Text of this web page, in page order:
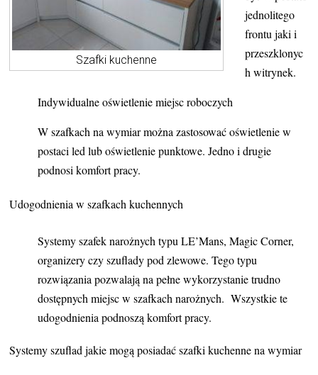
Szafki kuchenne
jednolitego
frontu jaki i
przeszklonyc
h witrynek.
Indywidualne oświetlenie miejsc roboczych
W szafkach na wymiar można zastosować oświetlenie w
postaci led lub oświetlenie punktowe. Jedno i drugie
podnosi komfort pracy.
Udogodnienia w szafkach kuchennych
Systemy szafek narożnych typu LE’Mans, Magic Corner,
organizery czy szuflady pod zlewowe. Tego typu
rozwiązania pozwalają na pełne wykorzystanie trudno
dostępnych miejsc w szafkach narożnych. Wszystkie te
udogodnienia podnoszą komfort pracy.
Systemy szuflad jakie mogą posiadać szafki kuchenne na wymiar